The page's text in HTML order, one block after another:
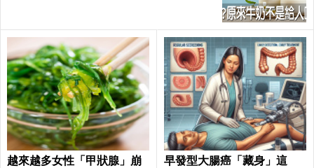
越來越多女性「甲狀腺」崩
早發型大腸癌「藏身」這